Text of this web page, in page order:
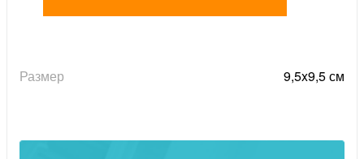
Размер 9,5x9,5 см